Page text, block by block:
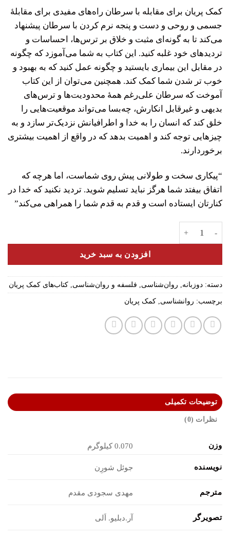
کمک پریان برای مقابله با سرطان راه‌های مفیدی برای مقابلهٔ
جسمی و روحی و دست و پنجه نرم کردن با سرطان پیشنهاد
می‌کند تا به گونه‌ای مثبت و خلاق بر ترس‌ها، احساسات و
تردیدهای خود غلبه کنید. این کتاب به شما می‌آموزد که چگونه
در مقابل این بیماری بایستید و چگونه عمل کنید که به بهبود و
خوب تر شدن شما کمک کند. همچنین می‌توان از این کتاب
آموخت که سرطان علی‌رغم همهٔ محدودیت‌ها و ترس‌های
بدیهی و غیرقابل انکارش، چه‌بسا می‌تواند موقعیت‌هایی را
خلق کند که انسان را به خدا و اطرافیانش نزدیک‌تر سازد و به
چیزهایی توجه کند و اهمیت بدهد که در واقع از اهمیت بیشتری
برخوردارند.
“پیکاری سخت و طولانی پیش روی شماست، اما هرچه که
اتفاق بیفتد شما هرگز نباید تسلیم شوید. تردید نکنید که خدا در
کنارتان ایستاده است و قدم به قدم شما را همراهی می‌کند”
افزودن به سبد خرید
دسته: دوزبانه, روان‌شناسی, فلسفه و روان‌شناسی, کتاب‌های کمک پریان
برچسب: روانشناسی, کمک پریان
توضیحات تکمیلی
نظرات (0)
وزن 0.070 کیلوگرم
نویسنده جوئل شورِن
مترجم مهدی سجودی مقدم
تصویرگر آر.دبلیو. اَلی